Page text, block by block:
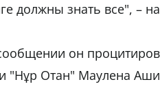
должны знать все", –
он
"Нұр Отан" Маулена